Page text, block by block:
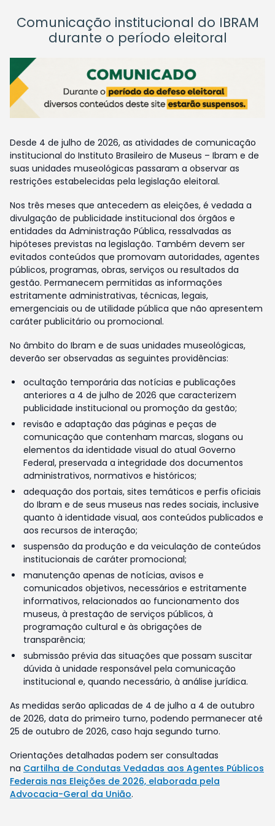
Comunicação institucional do IBRAM
durante o período eleitoral
Desde 4 de julho de 2026, as atividades de comunicação
institucional do Instituto Brasileiro de Museus – Ibram e de
suas unidades museológicas passaram a observar as
restrições estabelecidas pela legislação eleitoral.
Nos três meses que antecedem as eleições, é vedada a
divulgação de publicidade institucional dos órgãos e
entidades da Administração Pública, ressalvadas as
hipóteses previstas na legislação. Também devem ser
evitados conteúdos que promovam autoridades, agentes
públicos, programas, obras, serviços ou resultados da
gestão. Permanecem permitidas as informações
estritamente administrativas, técnicas, legais,
emergenciais ou de utilidade pública que não apresentem
caráter publicitário ou promocional.
No âmbito do Ibram e de suas unidades museológicas,
deverão ser observadas as seguintes providências:
ocultação temporária das notícias e publicações
anteriores a 4 de julho de 2026 que caracterizem
publicidade institucional ou promoção da gestão;
revisão e adaptação das páginas e peças de
comunicação que contenham marcas, slogans ou
elementos da identidade visual do atual Governo
Federal, preservada a integridade dos documentos
administrativos, normativos e históricos;
adequação dos portais, sites temáticos e perfis oficiais
do Ibram e de seus museus nas redes sociais, inclusive
quanto à identidade visual, aos conteúdos publicados e
aos recursos de interação;
suspensão da produção e da veiculação de conteúdos
institucionais de caráter promocional;
manutenção apenas de notícias, avisos e
comunicados objetivos, necessários e estritamente
informativos, relacionados ao funcionamento dos
museus, à prestação de serviços públicos, à
programação cultural e às obrigações de
transparência;
submissão prévia das situações que possam suscitar
dúvida à unidade responsável pela comunicação
institucional e, quando necessário, à análise jurídica.
As medidas serão aplicadas de 4 de julho a 4 de outubro
de 2026, data do primeiro turno, podendo permanecer até
25 de outubro de 2026, caso haja segundo turno.
Orientações detalhadas podem ser consultadas
na Cartilha de Condutas Vedadas aos Agentes Públicos
Federais nas Eleições de 2026, elaborada pela
Advocacia-Geral da União.